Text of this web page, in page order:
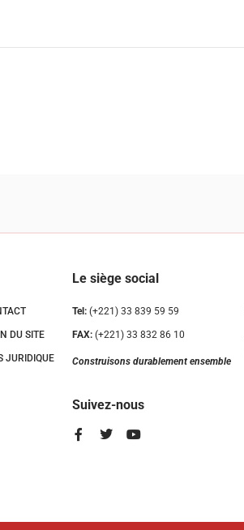
DU SITE
JURIDIQUE
Le siège social
Tel: (+221) 33 839 59 59
FAX: (+221) 33 832 86 10
Construisons durablement ensemble
Suivez-nous